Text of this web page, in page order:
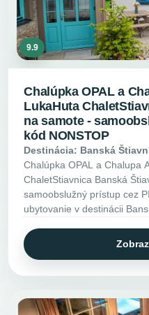
9.9
Chalúpka OPAL a
LukaHuta
na samote -
kód NONSTOP
Destinácia: Banská
Chalúpka OPAL a Chalupa
ChaletStiavnica Banská
samoobslužný prístup cez
ubytovanie v destinácii